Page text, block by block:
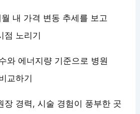
내 가격 변동 추세를 보고
점 노리기
와 에너지량 기준으로 병원
교하기
장 경력, 시술 경험이 풍부한 곳